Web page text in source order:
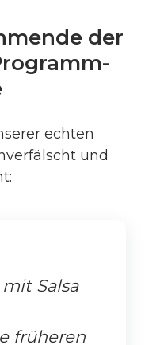
der
echten
und
Salsa
früheren